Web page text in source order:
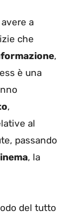
a
che
,
è una
,
al
passando
, la
del tutto